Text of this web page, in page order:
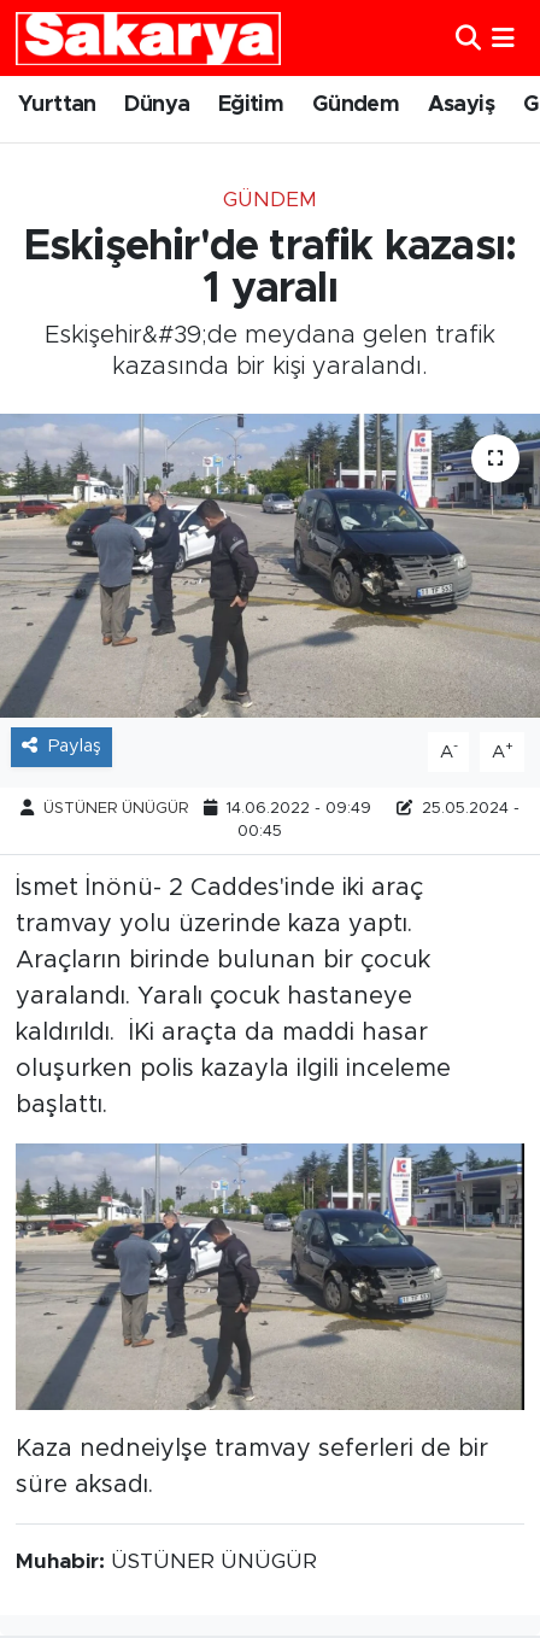
Yurttan Dünya Eğitim Gündem Asayiş
GÜNDEM
Eskişehir'de trafik kazası:
1 yaralı
Eskişehir&#39;de meydana gelen trafik
kazasında bir kişi yaralandı.
Paylaş A- A+
ÜSTÜNER ÜNÜGÜR 14.06.2022 - 09:49
25.05.2024 -
00:45
İsmet İnönü- 2 Caddes'inde iki araç
tramvay yolu üzerinde kaza yaptı.
Araçların birinde bulunan bir çocuk
yaralandı. Yaralı çocuk hastaneye
kaldırıldı. İKi araçta da maddi hasar
oluşurken polis kazayla ilgili inceleme
başlattı.
Kaza nedneiylşe tramvay seferleri de bir
süre aksadı.
Muhabir: ÜSTÜNER ÜNÜGÜR
Yurttan
Eskişehirspor
Sağlık
Kültür Sanat
Tarihçe
Resmi İlanlar
Söyleşi
Foto Şaka
Politika
Eskişehir Nöbetçi Eczaneler
Eskişehir Trafik Yoğunluk Haritası
Süper Lig Puan Durumu ve Fikstür
Son Dakika Haberleri
Haber Arşivi